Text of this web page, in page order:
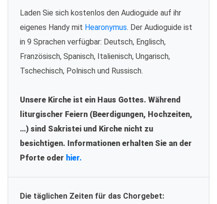
Laden Sie sich kostenlos den Audioguide auf ihr
eigenes Handy mit Hearonymus. Der Audioguide ist
in 9 Sprachen verfügbar: Deutsch, Englisch,
Französisch, Spanisch, Italienisch, Ungarisch,
Tschechisch, Polnisch und Russisch.
Unsere Kirche ist ein Haus Gottes. Während
liturgischer Feiern (Beerdigungen, Hochzeiten,
…) sind Sakristei und Kirche nicht zu
besichtigen. Informationen erhalten Sie an der
Pforte oder hier.
Die täglichen Zeiten für das Chorgebet: